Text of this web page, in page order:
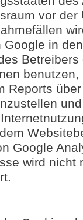
vor der
in
Reports
Google
wird nicht